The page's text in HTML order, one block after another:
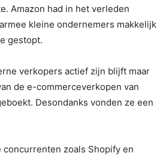
Amazon had in het verleden
kleine ondernemers makkelijk
gestopt.
verkopers actief zijn blijft maar
de e-commerceverkopen van
Desondanks vonden ze een
zoals Shopify en